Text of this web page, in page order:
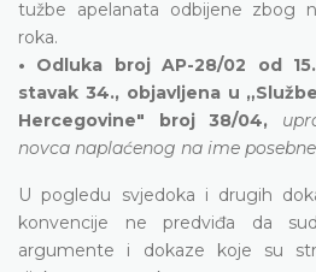
tužbe apelanata odbijene zbog
roka.
• Odluka broj AP-28/02 od
stavak 34., objavljena u
Hercegovine" broj 38/04,
novca naplaćenog na ime
U pogledu svjedoka i drugih
konvencije ne predviđa da
argumente i dokaze koje su